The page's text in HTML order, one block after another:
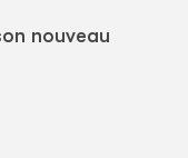
nouveau